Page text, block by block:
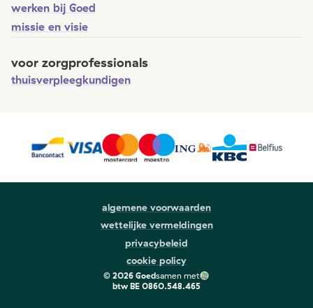
werken bij Goed
missie en visie
voor zorgprofessionals
thuisverpleegkundigen
algemene voorwaarden
wettelijke vermeldingen
privacybeleid
cookie policy
© 2026Goedsamen met
btw BE 0860.548.465